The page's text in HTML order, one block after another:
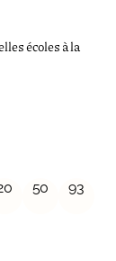
écoles à la
50 93